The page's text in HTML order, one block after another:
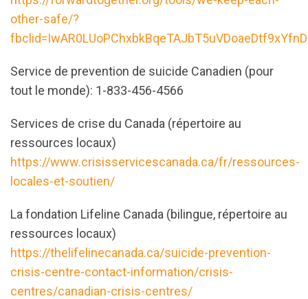
other-safe/?
Service de prevention de suicide Canadien (pour
tout le monde): 1-833-456-4566
Services de crise du Canada (répertoire au
ressources locaux)
https://www.crisisservicescanada.ca/fr/ressources-
locales-et-soutien/
La fondation Lifeline Canada (bilingue, répertoire au
ressources locaux)
https://thelifelinecanada.ca/suicide-prevention-
crisis-centre-contact-information/crisis-
centres/canadian-crisis-centres/